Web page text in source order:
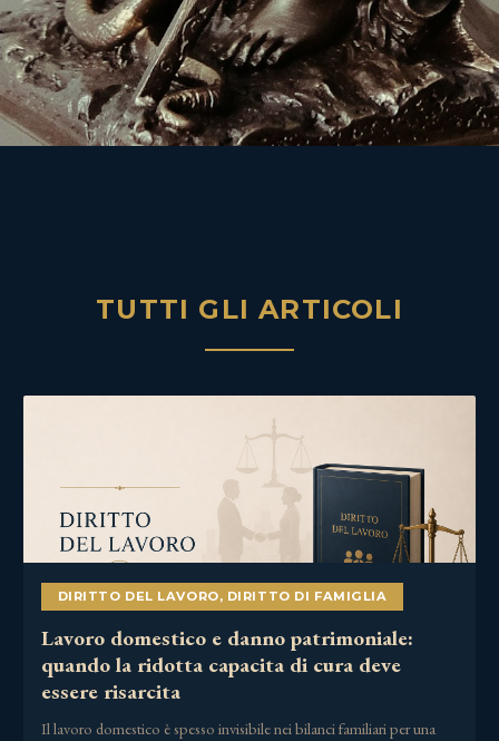
TUTTI GLI ARTICOLI
DIRITTO DEL LAVORO, DIRITTO DI FAMIGLIA
Lavoro domestico e danno patrimoniale:
quando la ridotta capacita di cura deve
essere risarcita
Il lavoro domestico è spesso invisibile nei bilanci familiari per una